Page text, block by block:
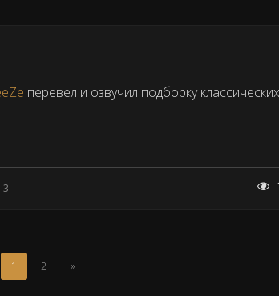
перевел и озвучил подборку
3
1
(Текущая
страница)
2 »